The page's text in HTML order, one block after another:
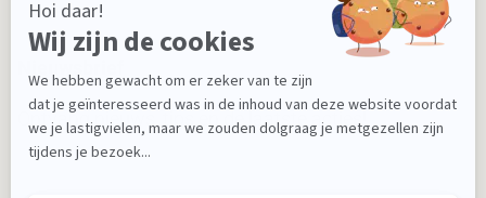
Ontvang nieuws, tips en de laatste acties!